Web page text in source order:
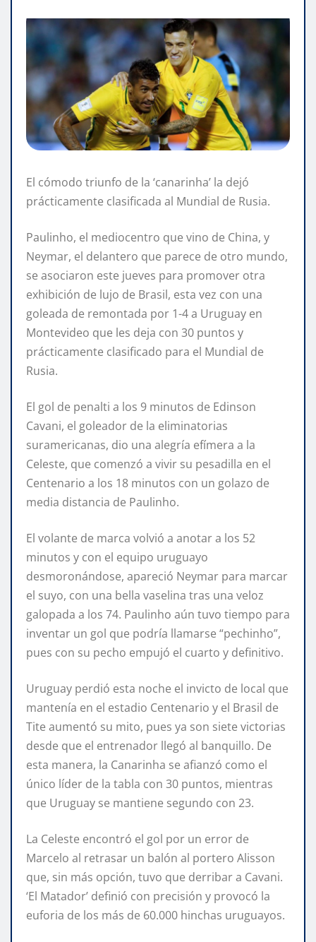
El cómodo triunfo de la ‘canarinha’ la dejó
prácticamente clasificada al Mundial de Rusia.
Paulinho, el mediocentro que vino de China, y
Neymar, el delantero que parece de otro mundo,
se asociaron este jueves para promover otra
exhibición de lujo de Brasil, esta vez con una
goleada de remontada por 1-4 a Uruguay en
Montevideo que les deja con 30 puntos y
prácticamente clasificado para el Mundial de
Rusia.
El gol de penalti a los 9 minutos de Edinson
Cavani, el goleador de la eliminatorias
suramericanas, dio una alegría efímera a la
Celeste, que comenzó a vivir su pesadilla en el
Centenario a los 18 minutos con un golazo de
media distancia de Paulinho.
El volante de marca volvió a anotar a los 52
minutos y con el equipo uruguayo
desmoronándose, apareció Neymar para marcar
el suyo, con una bella vaselina tras una veloz
galopada a los 74. Paulinho aún tuvo tiempo para
inventar un gol que podría llamarse “pechinho”,
pues con su pecho empujó el cuarto y definitivo.
Uruguay perdió esta noche el invicto de local que
mantenía en el estadio Centenario y el Brasil de
Tite aumentó su mito, pues ya son siete victorias
desde que el entrenador llegó al banquillo. De
esta manera, la Canarinha se afianzó como el
único líder de la tabla con 30 puntos, mientras
que Uruguay se mantiene segundo con 23.
La Celeste encontró el gol por un error de
Marcelo al retrasar un balón al portero Alisson
que, sin más opción, tuvo que derribar a Cavani.
‘El Matador’ definió con precisión y provocó la
euforia de los más de 60.000 hinchas uruguayos.